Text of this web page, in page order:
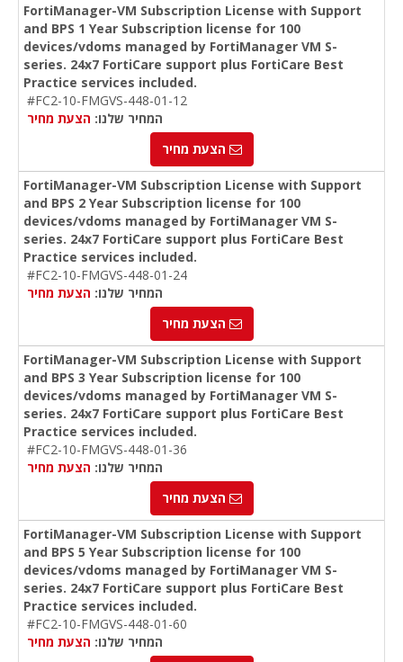
FortiManager-VM Subscription License with Support
and BPS 1 Year Subscription license for 100
devices/vdoms managed by FortiManager VM S-
series. 24x7 FortiCare support plus FortiCare Best
Practice services included.
#FC2-10-FMGVS-448-01-12
המחיר שלנו: הצעת מחיר
הצעת מחיר
FortiManager-VM Subscription License with Support
and BPS 2 Year Subscription license for 100
devices/vdoms managed by FortiManager VM S-
series. 24x7 FortiCare support plus FortiCare Best
Practice services included.
#FC2-10-FMGVS-448-01-24
המחיר שלנו: הצעת מחיר
הצעת מחיר
FortiManager-VM Subscription License with Support
and BPS 3 Year Subscription license for 100
devices/vdoms managed by FortiManager VM S-
series. 24x7 FortiCare support plus FortiCare Best
Practice services included.
#FC2-10-FMGVS-448-01-36
המחיר שלנו: הצעת מחיר
הצעת מחיר
FortiManager-VM Subscription License with Support
and BPS 5 Year Subscription license for 100
devices/vdoms managed by FortiManager VM S-
series. 24x7 FortiCare support plus FortiCare Best
Practice services included.
#FC2-10-FMGVS-448-01-60
המחיר שלנו: הצעת מחיר